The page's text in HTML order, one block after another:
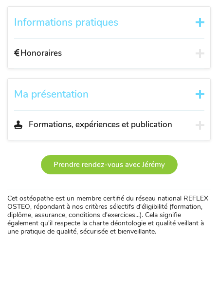
Informations pratiques
Honoraires
Ma présentation
Formations, expériences et publication
Prendre rendez-vous avec Jérémy
Cet ostéopathe est un membre certifié du réseau national REFLEX
OSTEO, répondant à nos critères sélectifs d'éligibilité (formation,
diplôme, assurance, conditions d'exercices...). Cela signifie
également qu'il respecte la charte déontologie et qualité veillant à
une pratique de qualité, sécurisée et bienveillante.